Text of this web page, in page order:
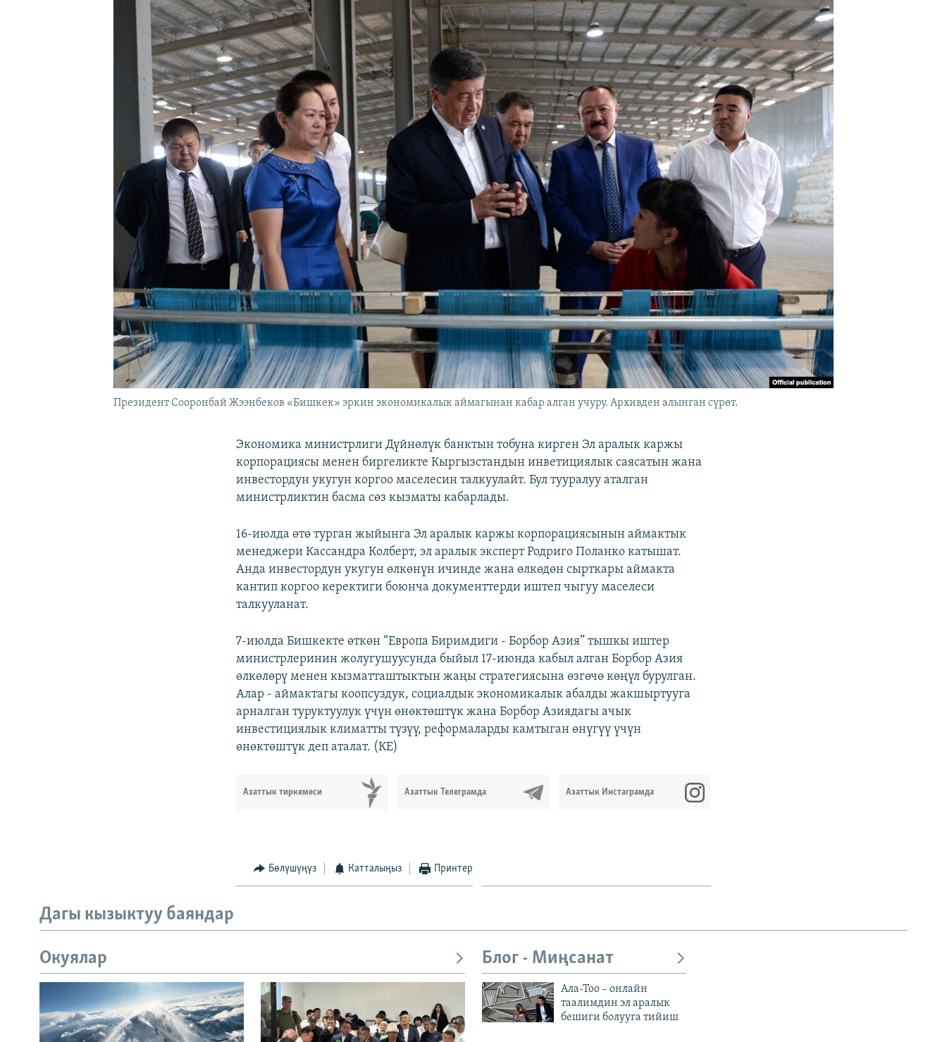
Президент Сооронбай Жээнбеков «Бишкек» эркин экономикалык аймагынан кабар алган учуру. Архивден алынган сүрөт.
Экономика министрлиги Дүйнөлүк банктын тобуна кирген Эл аралык каржы
корпорациясы менен биргеликте Кыргызстандын инветициялык саясатын жана
инвестордун укугун коргоо маселесин талкуулайт. Бул тууралуу аталган
министрликтин басма сөз кызматы кабарлады.
16-июлда өтө турган жыйынга Эл аралык каржы корпорациясынын аймактык
менеджери Кассандра Колберт, эл аралык эксперт Родриго Поланко катышат.
Анда инвестордун укугун өлкөнүн ичинде жана өлкөдөн сырткары аймакта
кантип коргоо керектиги боюнча документтерди иштеп чыгуу маселеси
талкууланат.
7-июлда Бишкекте өткөн “Европа Биримдиги - Борбор Азия” тышкы иштер
министрлеринин жолугушуусунда быйыл 17-июнда кабыл алган Борбор Азия
өлкөлөрү менен кызматташтыктын жаңы стратегиясына өзгөчө көңүл бурулган.
Алар - аймактагы коопсуздук, социалдык экономикалык абалды жакшыртууга
арналган туруктуулук үчүн өнөктөштүк жана Борбор Азиядагы ачык
инвестициялык климатты түзүү, реформаларды камтыган өнүгүү үчүн
өнөктөштүк деп аталат. (КЕ)
Азаттык тиркемеси Азаттык Телеграмда Азаттык Инстаграмда
Бөлүшүңүз Катталыңыз Принтер
Дагы кызыктуу баяндар
Окуялар Блог - Миңсанат
Ала-Тоо – онлайн
таалимдин эл аралык
бешиги болууга тийиш